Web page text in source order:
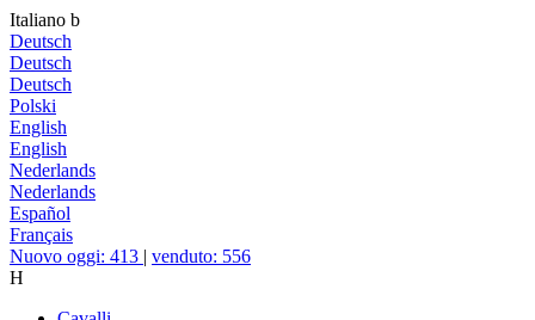
Italiano b
Deutsch
Deutsch
Deutsch
Polski
English
English
Nederlands
Nederlands
Español
Français
Nuovo oggi: 413 | venduto: 556
H